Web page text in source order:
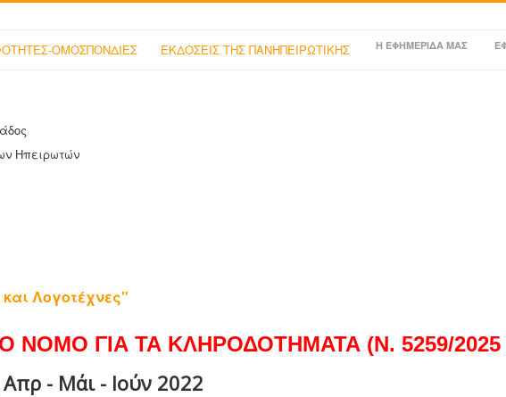
ΟΜΟΣΠΟΝΔΙΕΣ ΕΚΔΟΣΕΙΣ ΤΗΣ ΠΑΝΗΠΕΙΡΩΤΙΚΗΣ Η ΕΦΗΜΕΡΙΔΑ ΜΑΣ
Ηπειρωτών
Λογοτέχνες"
ΝΟΜΟ ΓΙΑ ΤΑ ΚΛΗΡΟΔΟΤΗΜΑΤΑ (Ν. 5259/2025
- Μάι - Ιούν 2022